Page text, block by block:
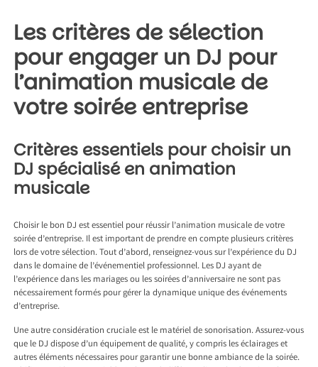
Les critères de sélection
pour engager un DJ pour
l’animation musicale de
votre soirée entreprise
Critères essentiels pour choisir un
DJ spécialisé en animation
musicale
Choisir le bon DJ est essentiel pour réussir l’animation musicale de votre
soirée d’entreprise. Il est important de prendre en compte plusieurs critères
lors de votre sélection. Tout d’abord, renseignez-vous sur l’expérience du DJ
dans le domaine de l’événementiel professionnel. Les DJ ayant de
l’expérience dans les mariages ou les soirées d’anniversaire ne sont pas
nécessairement formés pour gérer la dynamique unique des événements
d’entreprise.
Une autre considération cruciale est le matériel de sonorisation. Assurez-vous
que le DJ dispose d’un équipement de qualité, y compris les éclairages et
autres éléments nécessaires pour garantir une bonne ambiance de la soirée.